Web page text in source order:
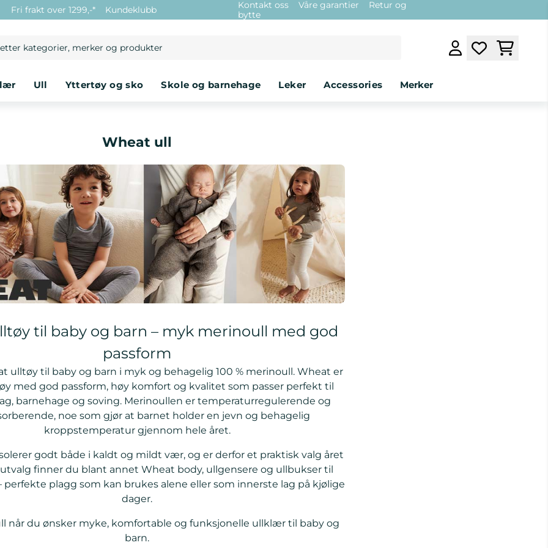
Fri frakt over 1299,-* Kundeklubb Kontakt oss Våre garantier
Retur og
bytte
ull yttertøy og sko skole og barnehage leker accessories Merker
Wheat ull
til baby og barn – myk merinoull med god
passform
ulltøy til baby og barn i myk og behagelig 100 % merinoull. Wheat er
med god passform, høy komfort og kvalitet som passer perfekt til
barnehage og soving. Merinoullen er temperaturregulerende og
noe som gjør at barnet holder en jevn og behagelig
kroppstemperatur gjennom hele året.
godt både i kaldt og mildt vær, og er derfor et praktisk valg året
finner du blant annet Wheat body, ullgensere og ullbukser til
perfekte plagg som kan brukes alene eller som innerste lag på kjølige
dager.
når du ønsker myke, komfortable og funksjonelle ullklær til baby og
barn.